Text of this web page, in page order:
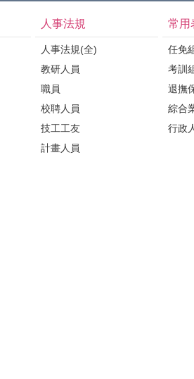
人事法規
人事法規(全)
教研人員
職員
校聘人員
技工工友
計畫人員
常用
任免
考訓
退撫
綜合
行政